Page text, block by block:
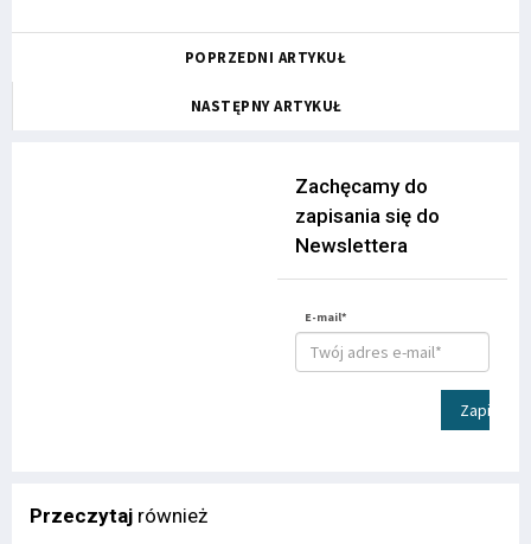
POPRZEDNI ARTYKUŁ
NASTĘPNY ARTYKUŁ
Zachęcamy do
zapisania się do
Newslettera
E-mail*
Zapisz
Przeczytaj również